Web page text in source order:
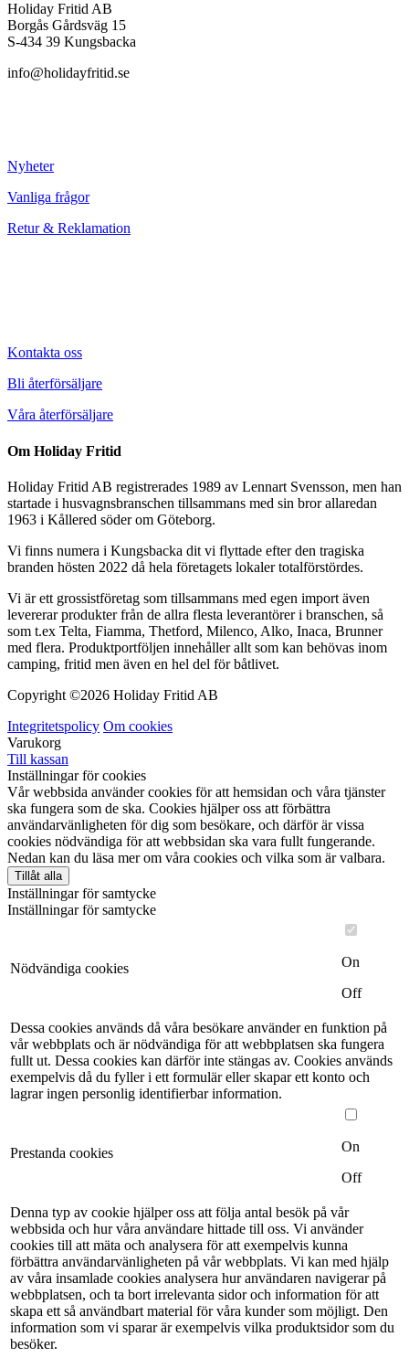
Holiday Fritid AB
Borgås Gårdsväg 15
S-434 39 Kungsbacka
info@holidayfritid.se
Nyheter
Vanliga frågor
Retur & Reklamation
Kontakta oss
Bli återförsäljare
Våra återförsäljare
Om Holiday Fritid
Holiday Fritid AB registrerades 1989 av Lennart Svensson, men han
startade i husvagnsbranschen tillsammans med sin bror allaredan
1963 i Kållered söder om Göteborg.
Vi finns numera i Kungsbacka dit vi flyttade efter den tragiska
branden hösten 2022 då hela företagets lokaler totalförstördes.
Vi är ett grossistföretag som tillsammans med egen import även
levererar produkter från de allra flesta leverantörer i branschen, så
som t.ex Telta, Fiamma, Thetford, Milenco, Alko, Inaca, Brunner
med flera. Produktportföljen innehåller allt som kan behövas inom
camping, fritid men även en hel del för båtlivet.
Copyright ©2026 Holiday Fritid AB
Integritetspolicy Om cookies
Varukorg
Till kassan
Inställningar för cookies
Vår webbsida använder cookies för att hemsidan och våra tjänster
ska fungera som de ska. Cookies hjälper oss att förbättra
användarvänligheten för dig som besökare, och därför är vissa
cookies nödvändiga för att webbsidan ska vara fullt fungerande.
Nedan kan du läsa mer om våra cookies och vilka som är valbara.
Tillåt alla
Inställningar för samtycke
Inställningar för samtycke
Nödvändiga cookies
On
Off
Dessa cookies används då våra besökare använder en funktion på
vår webbplats och är nödvändiga för att webbplatsen ska fungera
fullt ut. Dessa cookies kan därför inte stängas av. Cookies används
exempelvis då du fyller i ett formulär eller skapar ett konto och
lagrar ingen personlig identifierbar information.
Prestanda cookies
On
Off
Denna typ av cookie hjälper oss att följa antal besök på vår
webbsida och hur våra användare hittade till oss. Vi använder
cookies till att mäta och analysera för att exempelvis kunna
förbättra användarvänligheten på vår webbplats. Vi kan med hjälp
av våra insamlade cookies analysera hur användaren navigerar på
webbplatsen, och ta bort irrelevanta sidor och information för att
skapa ett så användbart material för våra kunder som möjligt. Den
information som vi sparar är exempelvis vilka produktsidor som du
besöker.